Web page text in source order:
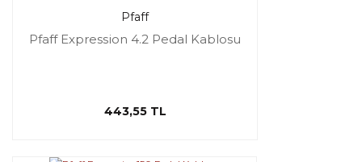
Pfaff
Pfaff Expression 4.2 Pedal Kablosu
443,55 TL